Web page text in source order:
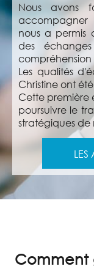
Nous avons
accompagner
nous a permis
des
Les qualités
Christine ont
Cette première
poursuivre le
stratégiques de
Comment